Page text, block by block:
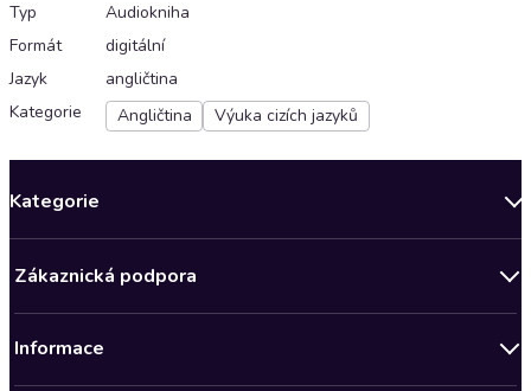
Typ
Audiokniha
Formát
digitální
Jazyk
angličtina
Kategorie
Angličtina Výuka cizích jazyků
Kategorie
Bestsellery měsíce
Zákaznická podpora
Informace